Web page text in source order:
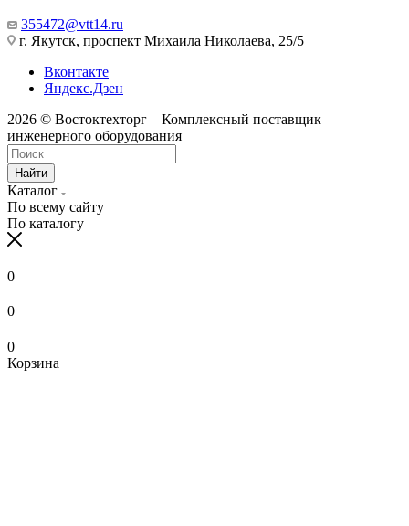
355472@vtt14.ru
г. Якутск, проспект Михаила Николаева, 25/5
Вконтакте
Яндекс.Дзен
2026 © Востоктехторг – Комплексный поставщик
инженерного оборудования
Найти
Каталог
По всему сайту
По каталогу
0
0
0
Корзина